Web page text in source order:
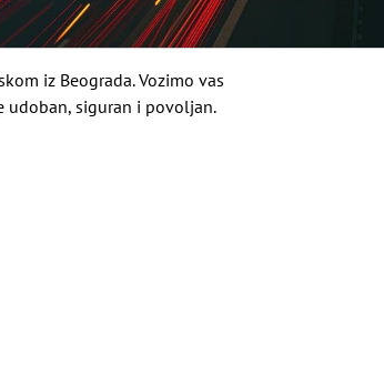
iz Beograda. Vozimo vas
udoban, siguran i povoljan.